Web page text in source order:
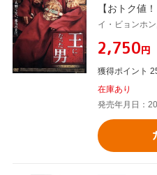
【おトク値
¥2,750円
獲得ポイント
在庫あり
発売年月日：